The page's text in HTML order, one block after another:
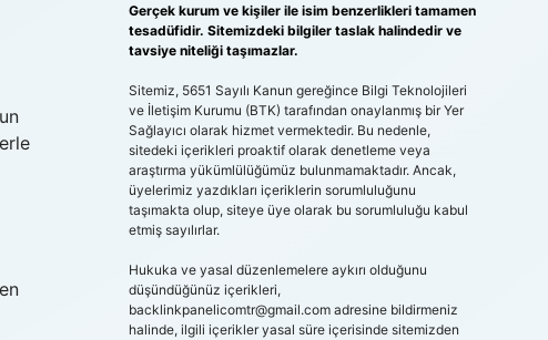
Gerçek kurum ve kişiler ile isim benzerlikleri tamamen
tesadüfidir. Sitemizdeki bilgiler taslak halindedir ve
tavsiye niteliği taşımazlar.
Sitemiz, 5651 Sayılı Kanun gereğince Bilgi Teknolojileri
ve İletişim Kurumu (BTK) tarafından onaylanmış bir Yer
Sağlayıcı olarak hizmet vermektedir. Bu nedenle,
sitedeki içerikleri proaktif olarak denetleme veya
araştırma yükümlülüğümüz bulunmamaktadır. Ancak,
üyelerimiz yazdıkları içeriklerin sorumluluğunu
taşımakta olup, siteye üye olarak bu sorumluluğu kabul
etmiş sayılırlar.
Hukuka ve yasal düzenlemelere aykırı olduğunu
düşündüğünüz içerikleri,
backlinkpanelicomtr@gmail.comadresine bildirmeniz
halinde, ilgili içerikler yasal süre içerisinde sitemizden